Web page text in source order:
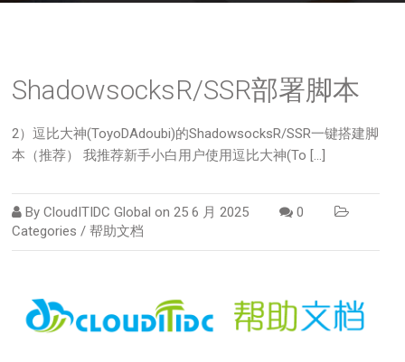
ShadowsocksR/SSR部署脚本
2）逗比大神(ToyoDAdoubi)的ShadowsocksR/SSR一键搭建脚
本（推荐） 我推荐新手小白用户使用逗比大神(To […]
ByCloudITIDC Global on25 6 月 2025
0
Categories /帮助文档